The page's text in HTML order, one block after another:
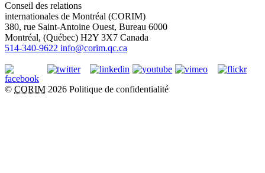
Conseil des relations
internationales de Montréal (CORIM)
380, rue Saint-Antoine Ouest, Bureau 6000
Montréal, (Québec) H2Y 3X7 Canada
514-340-9622 info@corim.qc.ca
© CORIM 2026 Politique de confidentialité